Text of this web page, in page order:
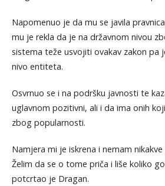
Napomenuo je da mu se javila
mu je rekla da je na državnom nivou
sistema teže usvojiti ovakav zakon pa
nivo entiteta.
Osvrnuo se i na podršku javnosti te
uglavnom pozitivni, ali i da ima onih
zbog popularnosti.
Namjera mi je iskrena i nemam
Želim da se o tome priča i liše koliko
potcrtao je Dragan.